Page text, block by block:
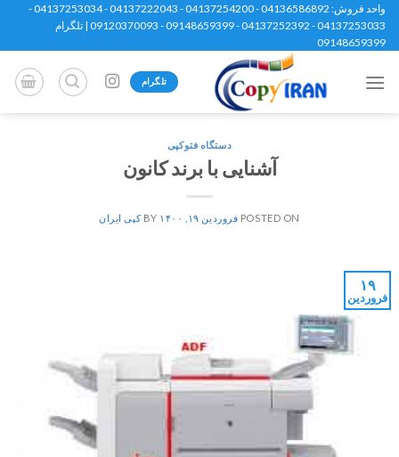
Skip
content
واحد فروش: 04136586892 - 04137254200 - 04137222043 - 04137253034 -
04137253033 - 04137252392 - 09148659399 - 09120370093 | تلگرام
09148659399
تلگرام
دستگاه فتوکپی
آشنایی با برند کانون
POSTED ON فروردین ۱۹, ۱۴۰۰ کپی ایران
۱۹
فروردین